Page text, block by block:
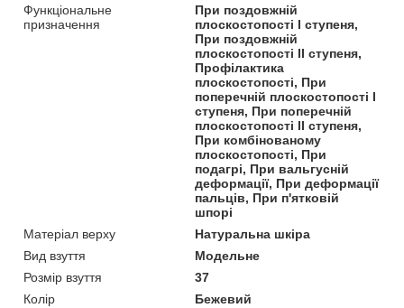
Функціональне
призначення
При поздовжній
плоскостопості I ступеня,
При поздовжній
плоскостопості II ступеня,
Профілактика
плоскостопості, При
поперечній плоскостопості I
ступеня, При поперечній
плоскостопості II ступеня,
При комбінованому
плоскостопості, При
подагрі, При вальгусній
деформації, При деформації
пальців, При п'ятковій
шпорі
Матеріал верху
Натуральна шкіра
Вид взуття
Модельне
Розмір взуття
37
Колір
Бежевий